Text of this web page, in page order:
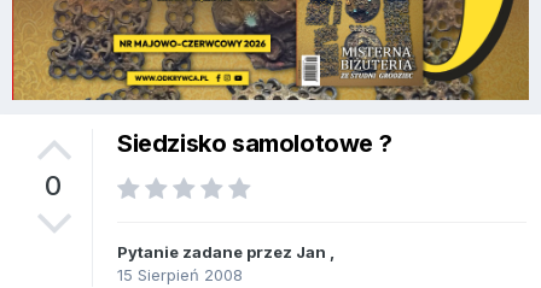
0
Siedzisko samolotowe ?
Pytanie zadane przez Jan
15 Sierpień 2008